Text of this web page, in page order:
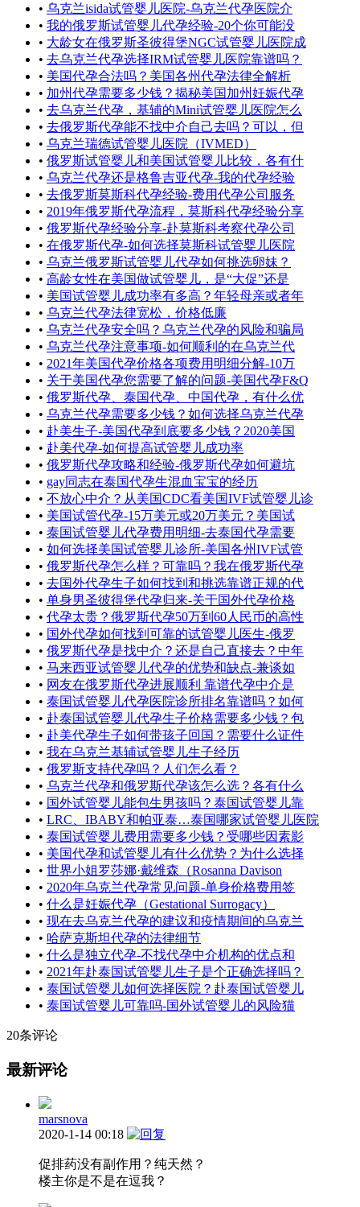
• 乌克兰isida试管婴儿医院-乌克兰代孕医院介
• 我的俄罗斯试管婴儿代孕经验-20个你可能没
• 大龄女在俄罗斯圣彼得堡NGC试管婴儿医院成
• 去乌克兰代孕选择IRM试管婴儿医院靠谱吗？
• 美国代孕合法吗？美国各州代孕法律全解析
• 加州代孕需要多少钱？揭秘美国加州妊娠代孕
• 去乌克兰代孕，基辅的Mini试管婴儿医院怎么
• 去俄罗斯代孕能不找中介自己去吗？可以，但
• 乌克兰瑞德试管婴儿医院（IVMED）
• 俄罗斯试管婴儿和美国试管婴儿比较，各有什
• 乌克兰代孕还是格鲁吉亚代孕-我的代孕经验
• 去俄罗斯莫斯科代孕经验-费用代孕公司服务
• 2019年俄罗斯代孕流程，莫斯科代孕经验分享
• 俄罗斯代孕经验分享-赴莫斯科考察代孕公司
• 在俄罗斯代孕-如何选择莫斯科试管婴儿医院
• 乌克兰俄罗斯试管婴儿代孕如何挑选卵妹？
• 高龄女性在美国做试管婴儿，是“大促”还是
• 美国试管婴儿成功率有多高？年轻母亲或者年
• 乌克兰代孕法律宽松，价格低廉
• 乌克兰代孕安全吗？乌克兰代孕的风险和骗局
• 乌克兰代孕注意事项-如何顺利的在乌克兰代
• 2021年美国代孕价格各项费用明细分解-10万
• 关于美国代孕您需要了解的问题-美国代孕F&Q
• 俄罗斯代孕、泰国代孕、中国代孕，有什么优
• 乌克兰代孕需要多少钱？如何选择乌克兰代孕
• 赴美生子-美国代孕到底要多少钱？2020美国
• 赴美代孕-如何提高试管婴儿成功率
• 俄罗斯代孕攻略和经验-俄罗斯代孕如何避坑
• gay同志在泰国代孕生混血宝宝的经历
• 不放心中介？从美国CDC看美国IVF试管婴儿诊
• 美国试管代孕-15万美元或20万美元？美国试
• 泰国试管婴儿代孕费用明细-去泰国代孕需要
• 如何选择美国试管婴儿诊所-美国各州IVF试管
• 俄罗斯代孕怎么样？可靠吗？我在俄罗斯代孕
• 去国外代孕生子如何找到和挑选靠谱正规的代
• 单身男圣彼得堡代孕归来-关于国外代孕价格
• 代孕太贵？俄罗斯代孕50万到60人民币的高性
• 国外代孕如何找到可靠的试管婴儿医生-俄罗
• 俄罗斯代孕是找中介？还是自己直接去？中年
• 马来西亚试管婴儿代孕的优势和缺点-兼谈如
• 网友在俄罗斯代孕进展顺利 靠谱代孕中介是
• 泰国试管婴儿代孕医院诊所排名靠谱吗？如何
• 赴泰国试管婴儿代孕生子价格需要多少钱？包
• 赴美代孕生子如何带孩子回国？需要什么证件
• 我在乌克兰基辅试管婴儿生子经历
• 俄罗斯支持代孕吗？人们怎么看？
• 乌克兰代孕和俄罗斯代孕该怎么选？各有什么
• 国外试管婴儿能包生男孩吗？泰国试管婴儿靠
• LRC、IBABY和帕亚泰…泰国哪家试管婴儿医院
• 泰国试管婴儿费用需要多少钱？受哪些因素影
• 美国代孕和试管婴儿有什么优势？为什么选择
• 世界小姐罗莎娜·戴维森（Rosanna Davison
• 2020年乌克兰代孕常见问题-单身价格费用签
• 什么是妊娠代孕（Gestational Surrogacy）
• 现在去乌克兰代孕的建议和疫情期间的乌克兰
• 哈萨克斯坦代孕的法律细节
• 什么是独立代孕-不找代孕中介机构的优点和
• 2021年赴泰国试管婴儿生子是个正确选择吗？
• 泰国试管婴儿如何选择医院？赴泰国试管婴儿
• 泰国试管婴儿可靠吗-国外试管婴儿的风险猫
20条评论
最新评论
marsnova
2020-1-14 00:18
促排药没有副作用？纯天然？
楼主你是不是在逗我？